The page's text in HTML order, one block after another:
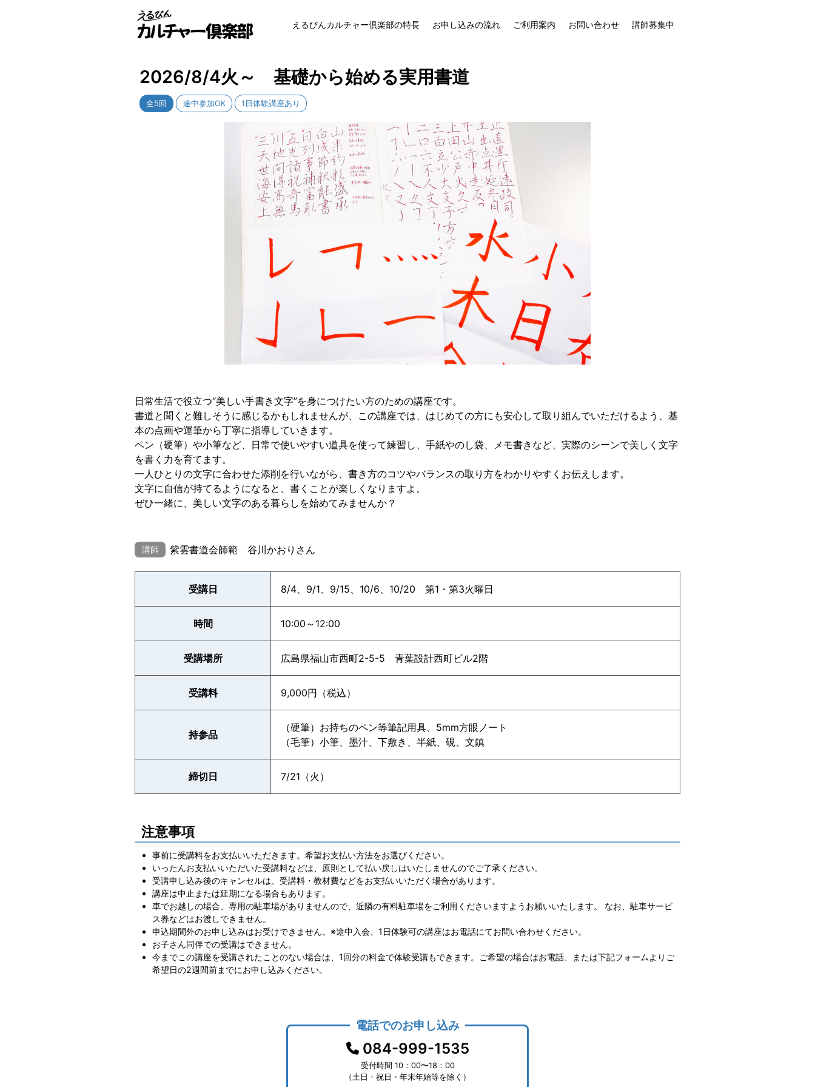
えるびんカルチャー倶楽部の特長 お申し込みの流れ ご利用案内 お問い合わせ 講師募集中
2026/8/4火～ 基礎から始める実用書道
全5回 途中参加OK 1日体験講座あり
日常生活で役立つ“美しい手書き文字”を身につけたい方のための講座です。
書道と聞くと難しそうに感じるかもしれませんが、この講座では、はじめての方にも安心して取り組んでいただけるよう、基
本の点画や運筆から丁寧に指導していきます。
ペン（硬筆）や小筆など、日常で使いやすい道具を使って練習し、手紙やのし袋、メモ書きなど、実際のシーンで美しく文字
を書く力を育てます。
一人ひとりの文字に合わせた添削を行いながら、書き方のコツやバランスの取り方をわかりやすくお伝えします。
文字に自信が持てるようになると、書くことが楽しくなりますよ。
ぜひ一緒に、美しい文字のある暮らしを始めてみませんか？
講師 紫雲書道会師範 谷川かおりさん
受講日 8/4、9/1、9/15、10/6、10/20 第1・第3火曜日
時間 10:00～12:00
受講場所 広島県福山市西町2-5-5 青葉設計西町ビル2階
受講料 9,000円（税込）
持参品
（硬筆）お持ちのペン等筆記用具、5mm方眼ノート
（毛筆）小筆、墨汁、下敷き、半紙、硯、文鎮
締切日 7/21（火）
注意事項
事前に受講料をお支払いいただきます。希望お支払い方法をお選びください。
いったんお支払いいただいた受講料などは、原則として払い戻しはいたしませんのでご了承ください。
受講申し込み後のキャンセルは、受講料・教材費などをお支払いいただく場合があります。
講座は中止または延期になる場合もあります。
車でお越しの場合、専用の駐車場がありませんので、近隣の有料駐車場をご利用くださいますようお願いいたします。 なお、駐車サービ
ス券などはお渡しできません。
申込期間外のお申し込みはお受けできません。※途中入会、1日体験可の講座はお電話にてお問い合わせください。
お子さん同伴での受講はできません。
今までこの講座を受講されたことのない場合は、1回分の料金で体験受講もできます。ご希望の場合はお電話、または下記フォームよりご
希望日の2週間前までにお申し込みください。
電話でのお申し込み
084-999-1535
受付時間 10：00〜18：00
（土日・祝日・年末年始等を除く）